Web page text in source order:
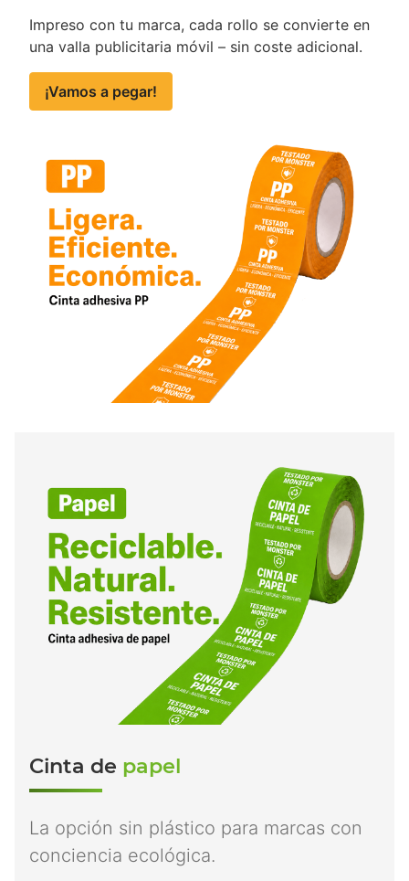
Impreso con tu marca, cada rollo se convierte en
una valla publicitaria móvil – sin coste adicional.
¡Vamos a pegar!
Cinta de papel
La opción sin plástico para marcas con
conciencia ecológica.